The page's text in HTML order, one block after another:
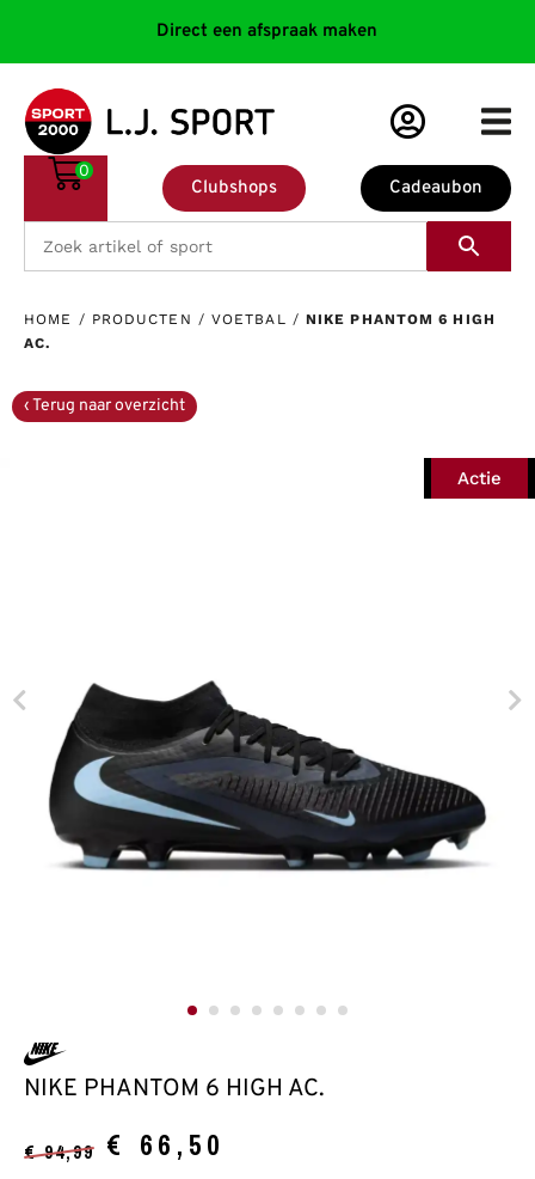
Direct een afspraak maken
Cadeaubon
Clubshops
0
HOME / PRODUCTEN / VOETBAL / NIKE PHANTOM 6 HIGH
AC.
Actie
NIKE PHANTOM 6 HIGH AC.
€ 66,50
€94,99